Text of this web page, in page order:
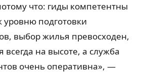
что: гиды компетентны
уровню подготовки
выбор жилья превосходен,
всегда на высоте, а служба
очень оперативна», —